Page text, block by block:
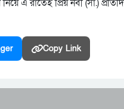
এ রাতেই প্রিয় নবী (সা.)
Copy Link